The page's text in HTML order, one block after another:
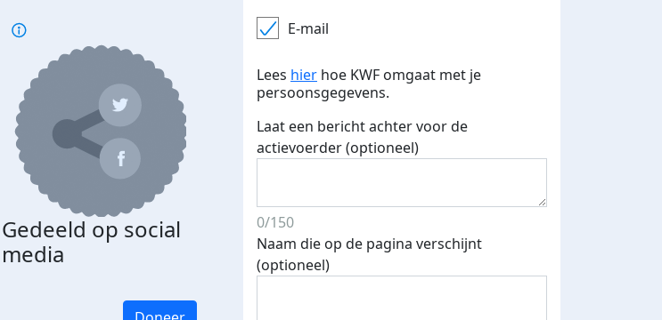
Gedeeld op social
media
E-mail
Lees hier hoe KWF omgaat met je
persoonsgegevens.
Laat een bericht achter voor de
actievoerder (optioneel)
0/150
Naam die op de pagina verschijnt
(optioneel)